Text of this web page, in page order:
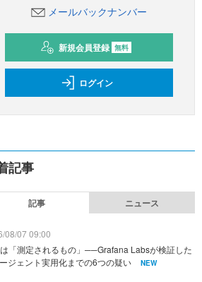
メールバックナンバー
新規会員登録 無料
ログイン
記事
記事 ニュース
08/07 09:00
「測定されるもの」──Grafana Labsが検証した
ジェント実用化までの6つの疑い
NEW